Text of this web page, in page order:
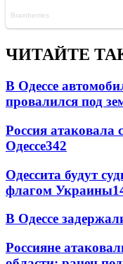
ЧИТАЙТЕ
В Одессе
провалился под
Россия атаковала
Одессе342
Одессита будут
флагом Украины
В Одессе
Россияне